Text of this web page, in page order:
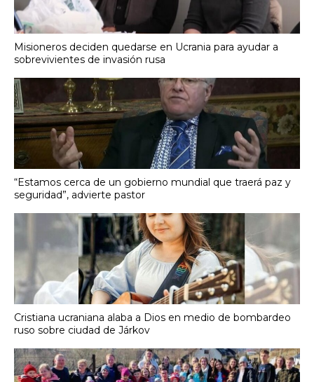
Misioneros deciden quedarse en Ucrania para ayudar a
sobrevivientes de invasión rusa
“Estamos cerca de un gobierno mundial que traerá paz y
seguridad”, advierte pastor
Cristiana ucraniana alaba a Dios en medio de bombardeo
ruso sobre ciudad de Járkov